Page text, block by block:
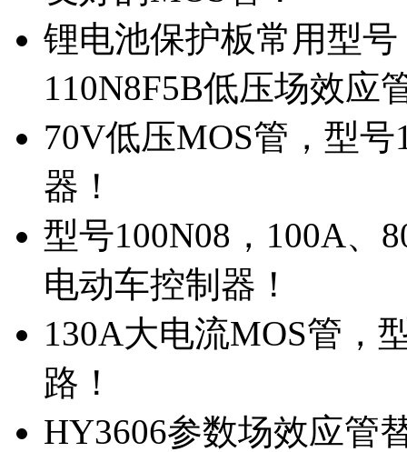
锂电池保护板常用型
110N8F5B低压场效应
70V低压MOS管，型
器！
型号100N08，100A、
电动车控制器！
130A大电流MOS管，
路！
HY3606参数场效应管